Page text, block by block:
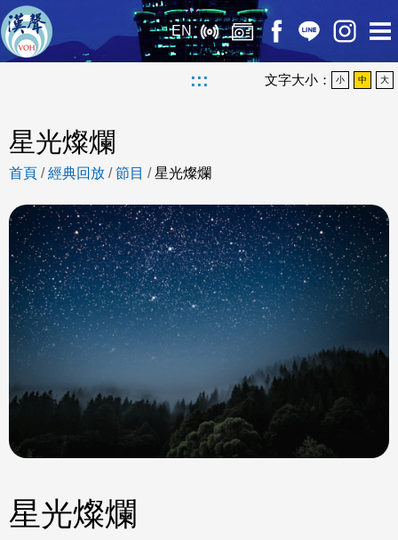
EN
::: 文字大小： 小 中 大
星光燦爛
首頁 /經典回放 /節目 /星光燦爛
星光燦爛